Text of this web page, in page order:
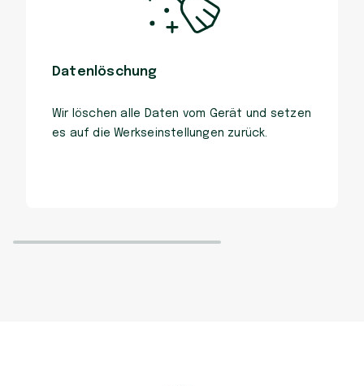
Datenlöschung
Wir löschen alle Daten vom Gerät und setzen
es auf die Werkseinstellungen zurück.